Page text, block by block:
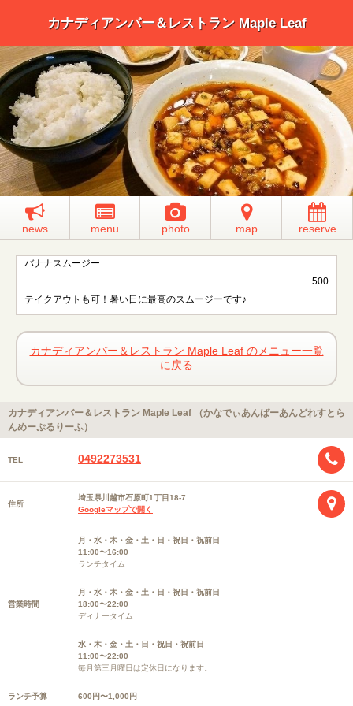
カナディアンバー＆レストラン Maple Leaf
news menu photo map reserve
バナナスムージー
500
テイクアウトも可！暑い日に最高のスムージーです♪
カナディアンバー＆レストラン Maple Leaf のメニュー一覧
に戻る
カナディアンバー＆レストラン Maple Leaf （かなでぃあんばーあんどれすとら
んめーぷるりーふ）
TEL 0492273531
住所
埼玉県川越市石原町1丁目18-7
Googleマップで開く
営業時間
月・水・木・金・土・日・祝日・祝前日
11:00〜16:00
ランチタイム
月・水・木・金・土・日・祝日・祝前日
18:00〜22:00
ディナータイム
水・木・金・土・日・祝日・祝前日
11:00〜22:00
毎月第三月曜日は定休日になります。
ランチ予算 600円〜1,000円